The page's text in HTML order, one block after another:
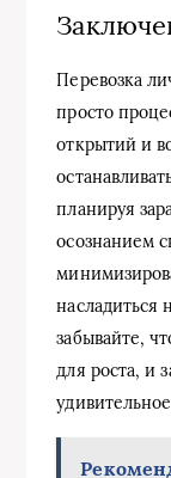
Перевозка
просто
открытий и
планируя
осознанием
насладиться
забывайте,
для роста, и